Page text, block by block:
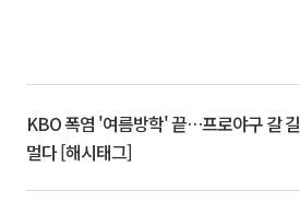
KBO 폭염 '여름방학' 끝…프로야구 갈 길
멀다 [해시태그]